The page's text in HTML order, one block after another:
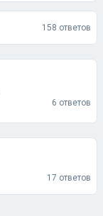
158 ответов
6 ответов
17 ответов